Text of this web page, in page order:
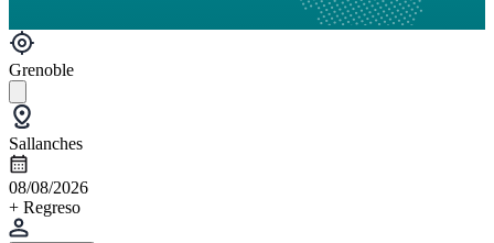
Grenoble
Sallanches
08/08/2026
+ Regreso